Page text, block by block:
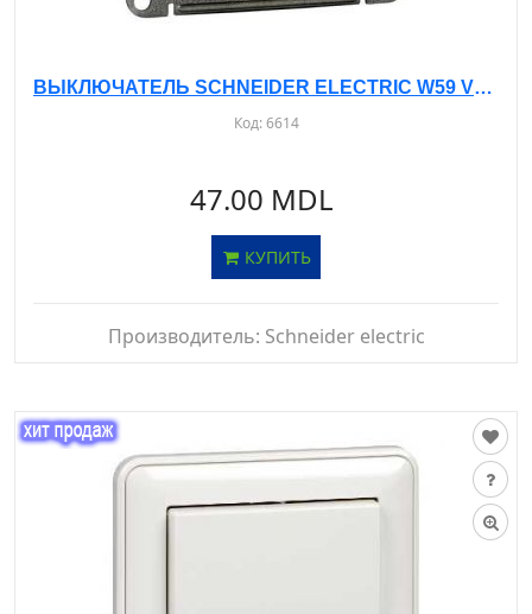
ВЫКЛЮЧАТЕЛЬ SCHNEIDER ELECTRIC W59 VS116-155-1-86 Б/РАМКИ, С САМОВОЗВРАТОМ - С/У, 1-КЛ. БЕЛЫЙ - 16А- IP20
Код:6614
47.00 MDL
КУПИТЬ
Производитель: Schneider electric